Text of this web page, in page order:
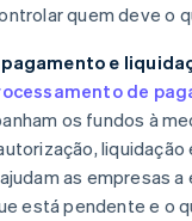
quem deve o
e
de
os fundos à
liquidação
as empresas
está pendente e o